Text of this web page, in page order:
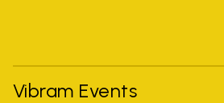
Vibram Events